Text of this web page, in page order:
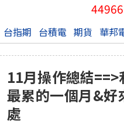
44966
台指期 台積電 期貨 華邦
11月操作總結
最累的一個月&好
處